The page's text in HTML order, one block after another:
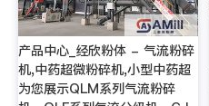
产品中心_经欣粉体 - 气流粉碎
机,中药超微粉碎机,小型中药超
为您展示QLM系列气流粉碎